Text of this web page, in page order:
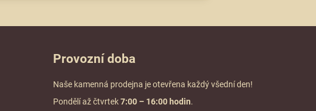
Provozní doba
Naše kamenná prodejna je otevřena každý všední den!
Pondělí až čtvrtek7:00 – 16:00 hodin.